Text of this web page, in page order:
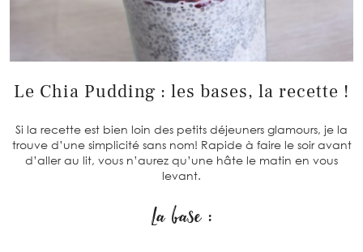
Le Chia Pudding : les bases, la recette !
Si la recette est bien loin des petits déjeuners glamours, je la
trouve d’une simplicité sans nom! Rapide à faire le soir avant
d’aller au lit, vous n’aurez qu’une hâte le matin en vous
levant.
La base :